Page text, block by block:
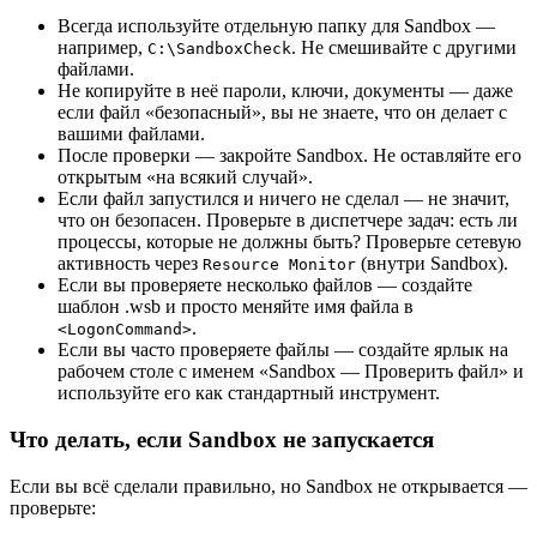
Всегда используйте отдельную папку для Sandbox —
например, C:\SandboxCheck. Не смешивайте с другими
файлами.
Не копируйте в неё пароли, ключи, документы — даже
если файл «безопасный», вы не знаете, что он делает с
вашими файлами.
После проверки — закройте Sandbox. Не оставляйте его
открытым «на всякий случай».
Если файл запустился и ничего не сделал — не значит,
что он безопасен. Проверьте в диспетчере задач: есть ли
процессы, которые не должны быть? Проверьте сетевую
активность через Resource Monitor (внутри Sandbox).
Если вы проверяете несколько файлов — создайте
шаблон .wsb и просто меняйте имя файла в
<LogonCommand>.
Если вы часто проверяете файлы — создайте ярлык на
рабочем столе с именем «Sandbox — Проверить файл» и
используйте его как стандартный инструмент.
Что делать, если Sandbox не запускается
Если вы всё сделали правильно, но Sandbox не открывается —
проверьте: